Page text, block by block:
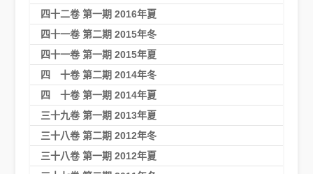
四十二卷 第一期 2016年夏
四十一卷 第二期 2015年冬
四十一卷 第一期 2015年夏
四 十卷 第二期 2014年冬
四 十卷 第一期 2014年夏
三十九卷 第一期 2013年夏
三十八卷 第二期 2012年冬
三十八卷 第一期 2012年夏